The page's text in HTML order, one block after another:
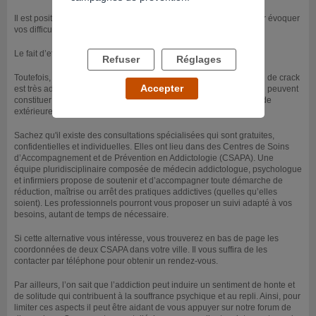
Il est positif de vous tourner vers un service d’aide à distance pour évoquer
vos difficultés avec vos consommations.
Le fait d’effacer les contacts est déjà une très bonne stratégie.
Toutefois, cela peut s’avérer insuffisant. En effet, la consommation de crack
est très addictive et génère des craving (envies irrépressibles) qui peuvent
constituer un réel frein à la volonté d’arrêt. C’est pourquoi, une aide
extérieure est souhaitable.
Sachez qu'il existe des consultations spécialisées qui sont gratuites,
confidentielles et individuelles. Elles ont lieu dans des Centres de Soins
d’Accompagnement et de Prévention en Addictologie (CSAPA). Une
équipe pluridisciplinaire composée de médecin addictologue, psychologue
et infirmiers propose de soutenir et d’accompagner toute démarche de
réduction, maîtrise ou arrêt des pratiques addictives (quelles qu’elles
soient). Les professionnels pourront vous proposer un suivi adapté à vos
besoins, autant de temps de nécessaire.
Si cette alternative vous intéresse, vous trouverez en bas de page les
coordonnées de deux CSAPA dans votre ville. Il vous suffira de les
contacter par téléphone pour obtenir un rendez-vous.
Par ailleurs, l’on sait que l’addiction peut induire un sentiment de honte et
de solitude qui contribuent à la souffrance psychique et au repli. Ainsi, pour
limiter ces aspects il peut être aidant de vous appuyer sur notre forum de
Refuser Réglages
Accepter